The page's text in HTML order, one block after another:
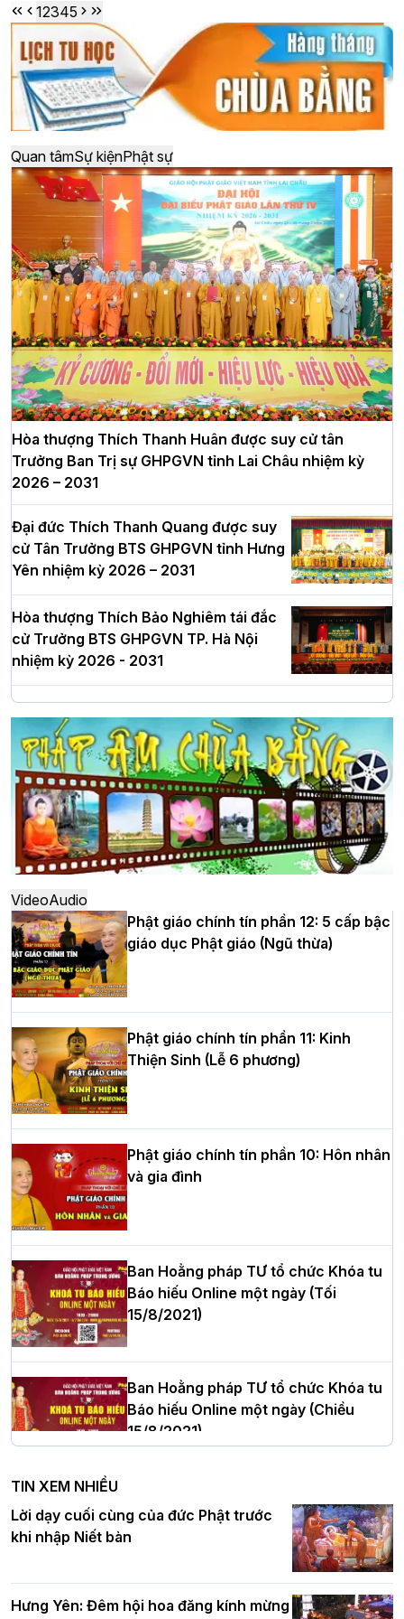
12345
Quan tâmSự kiệnPhật sự
Hòa thượng Thích Thanh Huân được suy cử tân
Trưởng Ban Trị sự GHPGVN tỉnh Lai Châu nhiệm kỳ
2026 – 2031
Đại đức Thích Thanh Quang được suy
cử Tân Trưởng BTS GHPGVN tỉnh Hưng
Yên nhiệm kỳ 2026 – 2031
Hòa thượng Thích Bảo Nghiêm tái đắc
cử Trưởng BTS GHPGVN TP. Hà Nội
nhiệm kỳ 2026 - 2031
Hà Nội: Long trọng lễ khởi công xây
dựng Trung tâm văn hóa Phật giáo Thủ
đô
Hà Nội: Ngày tu học cuối cùng khép lại
khóa sinh hoạt Phật pháp mùa hè lần
thứ XIV tại chùa Bằng
Học yêu thương trong ngày tu tập thứ
tư của Khóa sinh hoạt Phật pháp mùa
hè tại chùa Bằng
HT.Thích Thọ Lạc được suy cử làm tân
Trưởng BTS GHPGVN tỉnh Nghệ An
Hòa thượng Thích Quảng Tùng tái đắc
cử Trưởng BTS GHPGVN thành phố Hải
Phòng nhiệm kỳ 2026 – 2031
Thượng tọa Thích Tâm Chính được suy
cử tân Trưởng ban Trị sự GHPGVN tỉnh
Hà Nội: Tăng Ni Trường hạ Bồ Đề trang
nghiêm tác pháp Tiền an cư PL.2570 –
DL.2026
chúc mừng Phật đản BTS GHPGVN TP.
VideoAudio
Phật giáo chính tín phần 12: 5 cấp bậc
giáo dục Phật giáo (Ngũ thừa)
Phật giáo chính tín phần 11: Kinh
Thiện Sinh (Lễ 6 phương)
Phật giáo chính tín phần 10: Hôn nhân
và gia đình
Ban Hoằng pháp TƯ tổ chức Khóa tu
Báo hiếu Online một ngày (Tối
15/8/2021)
Ban Hoằng pháp TƯ tổ chức Khóa tu
Báo hiếu Online một ngày (Chiều
15/8/2021)
Ban Hoằng pháp TƯ tổ chức Khóa tu
Báo hiếu Online một ngày (Sáng
15/8/2021)
TIN XEM NHIỀU
Lời dạy cuối cùng của đức Phật trước
khi nhập Niết bàn
Hưng Yên: Đêm hội hoa đăng kính mừng